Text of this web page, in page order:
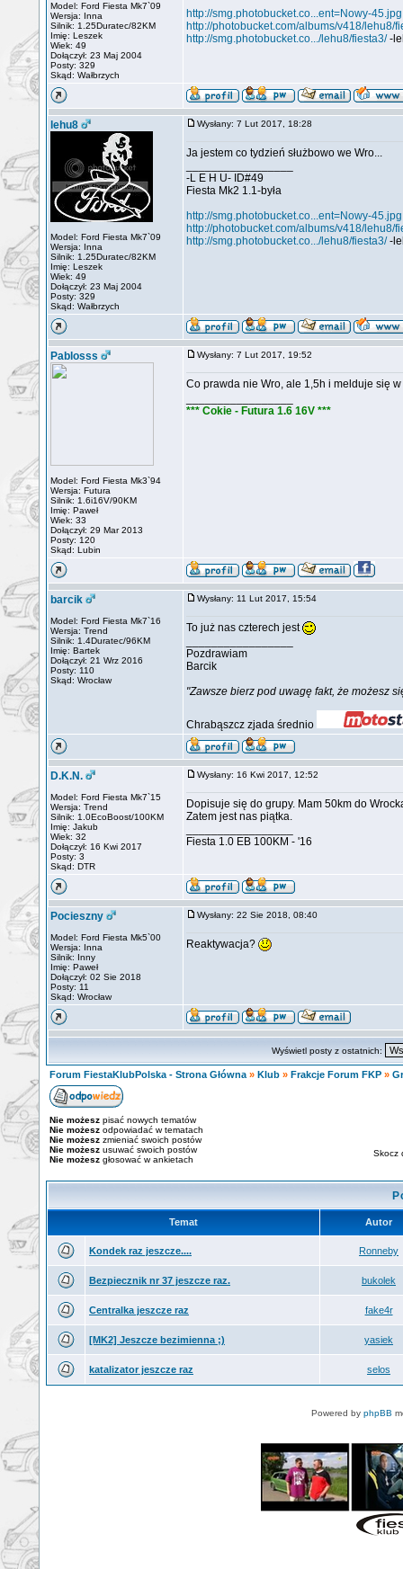
Model: Ford Fiesta Mk7`09
Wersja: Inna
Silnik: 1.25Duratec/82KM
Imię: Leszek
Wiek: 49
Dołączył: 23 Maj 2004
Posty: 329
Skąd: Wałbrzych
http://smg.photobucket.co...ent=Nowy-45.jpg
http://photobucket.com/albums/v418/lehu8/
http://smg.photobucket.co.../lehu8/fiesta3/-
lehu8
Model: Ford Fiesta Mk7`09
Wersja: Inna
Silnik: 1.25Duratec/82KM
Imię: Leszek
Wiek: 49
Dołączył: 23 Maj 2004
Posty: 329
Skąd: Wałbrzych
Wysłany: 7 Lut 2017, 18:28
Ja jestem co tydzień służbowo we Wro...
-L E H U- ID#49
Fiesta Mk2 1.1-była
http://smg.photobucket.co...ent=Nowy-45.jpg
http://photobucket.com/albums/v418/lehu8/
http://smg.photobucket.co.../lehu8/fiesta3/-
Pablosss
Model: Ford Fiesta Mk3`94
Wersja: Futura
Silnik: 1.6i16V/90KM
Imię: Paweł
Wiek: 33
Dołączył: 29 Mar 2013
Posty: 120
Skąd: Lubin
Wysłany: 7 Lut 2017, 19:52
Co prawda nie Wro, ale 1,5h i melduje się
*** Cokie - Futura 1.6 16V ***
barcik
Model: Ford Fiesta Mk7`16
Wersja: Trend
Silnik: 1.4Duratec/96KM
Imię: Bartek
Dołączył: 21 Wrz 2016
Posty: 110
Skąd: Wrocław
Wysłany: 11 Lut 2017, 15:54
To już nas czterech jest
Pozdrawiam
Barcik
"Zawsze bierz pod uwagę fakt, że możesz
Chrabąszcz zjada średnio
D.K.N.
Model: Ford Fiesta Mk7`15
Wersja: Trend
Silnik: 1.0EcoBoost/100KM
Imię: Jakub
Wiek: 32
Dołączył: 16 Kwi 2017
Posty: 3
Skąd: DTR
Wysłany: 16 Kwi 2017, 12:52
Dopisuje się do grupy. Mam 50km do
Zatem jest nas piątka.
Fiesta 1.0 EB 100KM - '16
Pocieszny
Model: Ford Fiesta Mk5`00
Wersja: Inna
Silnik: Inny
Imię: Paweł
Dołączył: 02 Sie 2018
Posty: 11
Skąd: Wrocław
Wysłany: 22 Sie 2018, 08:40
Reaktywacja?
Wyświetl posty z ostatnich:
Forum FiestaKlubPolska - Strona Główna » Klub » Frakcje Forum FKP »
Nie możesz pisać nowych tematów
Nie możesz odpowiadać w tematach
Nie możesz zmieniać swoich postów
Nie możesz usuwać swoich postów
Nie możesz głosować w ankietach
Skocz
Temat Autor
Kondek raz jeszcze.... Ronneby
Bezpiecznik nr 37 jeszcze raz. bukolek
Centralka jeszcze raz fake4r
[MK2] Jeszcze bezimienna ;) yasiek
katalizator jeszcze raz selos
Powered by phpBB